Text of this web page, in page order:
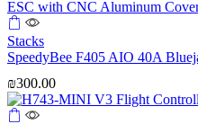
Stacks
SpeedyBee F405 AIO 40A
₪300.00